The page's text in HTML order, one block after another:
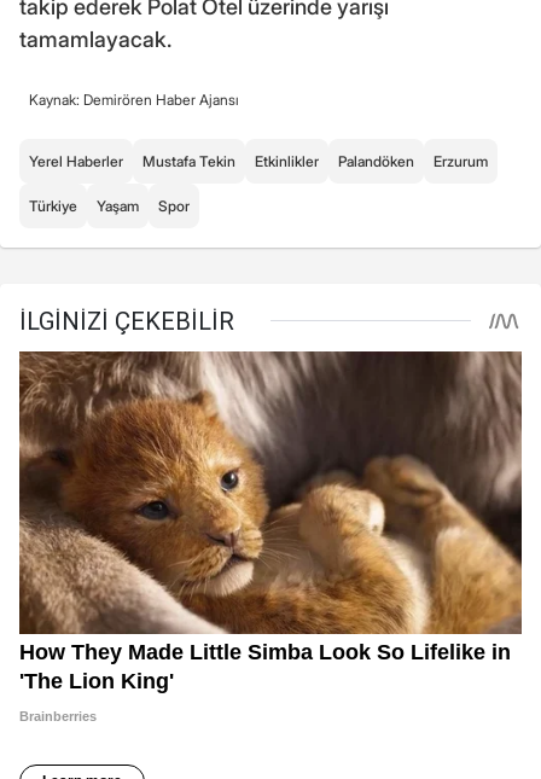
takip ederek Polat Otel üzerinde yarışı
tamamlayacak.
Kaynak: Demirören Haber Ajansı
Yerel Haberler Mustafa Tekin Etkinlikler Palandöken Erzurum
Türkiye Yaşam Spor